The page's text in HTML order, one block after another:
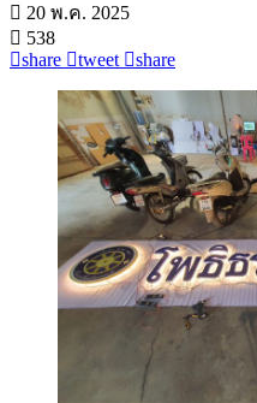
20 พ.ค. 2025
538
share
tweet share